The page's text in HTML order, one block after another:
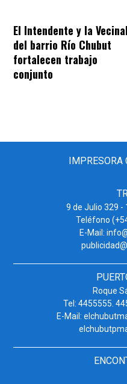
El Intendente y la Vecinal
del barrio Río Chubut
fortalecen trabajo
conjunto
IMPRESORA
9 de Julio 329 -
Teléfono
E-Mail:
Roque
Tel: 4455555.
E-Mail: